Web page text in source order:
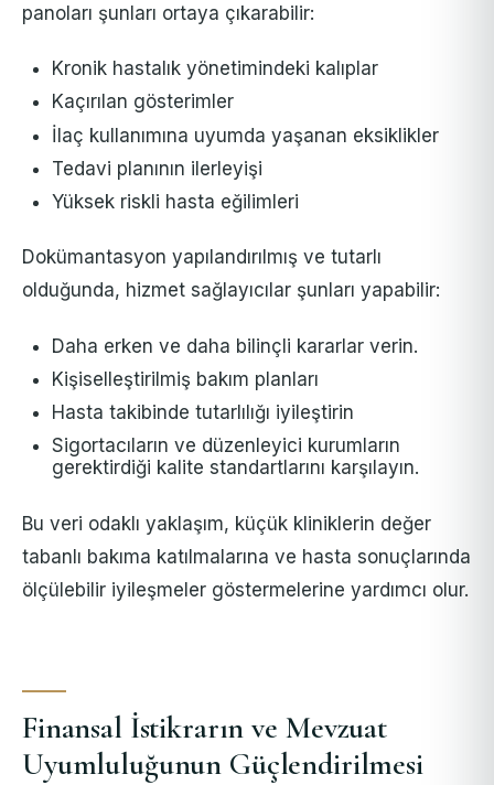
panoları şunları ortaya çıkarabilir:
Kronik hastalık yönetimindeki kalıplar
Kaçırılan gösterimler
İlaç kullanımına uyumda yaşanan eksiklikler
Tedavi planının ilerleyişi
Yüksek riskli hasta eğilimleri
Dokümantasyon yapılandırılmış ve tutarlı
olduğunda, hizmet sağlayıcılar şunları yapabilir:
Daha erken ve daha bilinçli kararlar verin.
Kişiselleştirilmiş bakım planları
Hasta takibinde tutarlılığı iyileştirin
Sigortacıların ve düzenleyici kurumların
gerektirdiği kalite standartlarını karşılayın.
Bu veri odaklı yaklaşım, küçük kliniklerin değer
tabanlı bakıma katılmalarına ve hasta sonuçlarında
ölçülebilir iyileşmeler göstermelerine yardımcı olur.
Finansal İstikrarın ve Mevzuat
Uyumluluğunun Güçlendirilmesi